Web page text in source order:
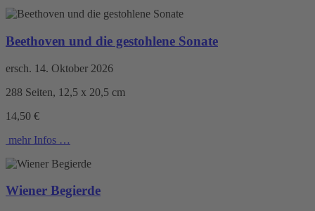
Beethoven und die gestohlene Sonate
ersch. 14. Oktober 2026
288 Seiten, 12,5 x 20,5 cm
14,50 €
mehr Infos …
Wiener Begierde